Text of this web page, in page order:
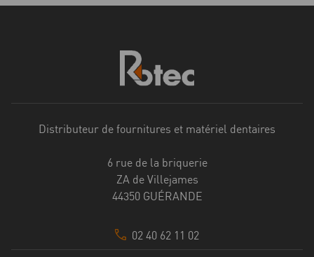
Distributeur de fournitures et matériel dentaires
6 rue de la briquerie
ZA de Villejames
44350 GUÉRANDE
02 40 62 11 02